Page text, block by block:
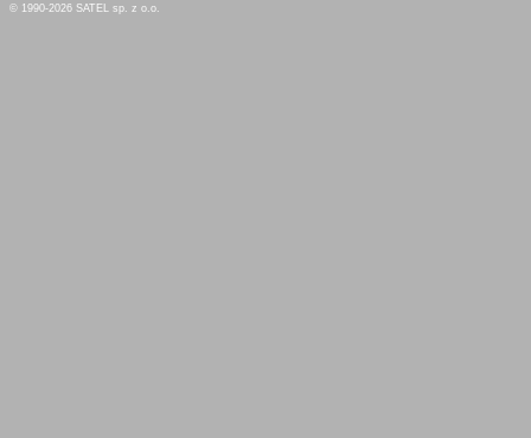
© 1990-2026 SATEL sp. z o.o.